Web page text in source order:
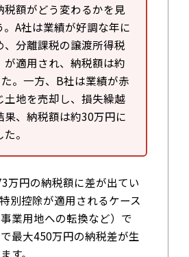
税額がどう変わるかを見
。A社は業績が好調な年に
、分離課税の譲渡所得税
が適用され、納税額は約
。一方、B社は業績が赤
土地を売却し、損失繰越
果、納税額は約30万円に
。
万円の納税額に差が出てい
別控除が適用されるケース
事業用地への転換など）で
最大450万円の納税差が生
す。